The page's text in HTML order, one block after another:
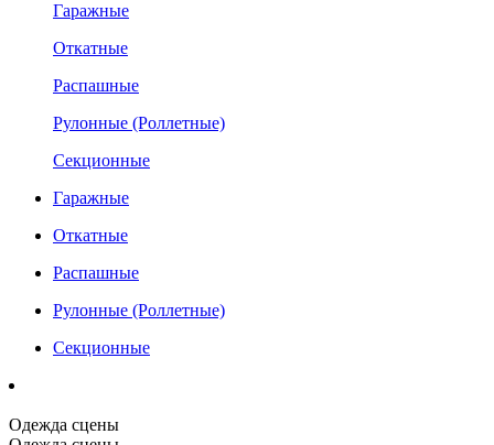
Гаражные
Откатные
Распашные
Рулонные (Роллетные)
Секционные
Гаражные
Откатные
Распашные
Рулонные (Роллетные)
Секционные
Одежда сцены